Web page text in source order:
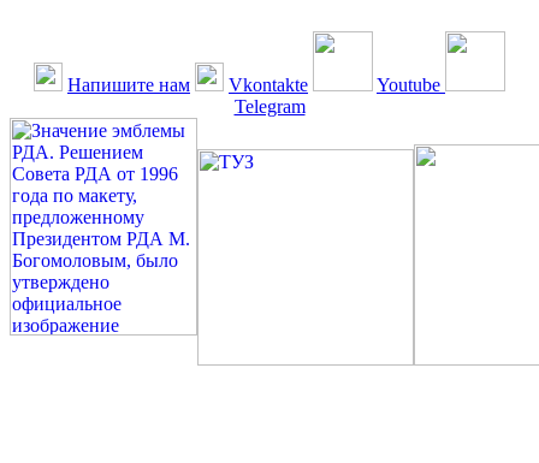
Напишите нам Vkontakte
Youtube
Telegram